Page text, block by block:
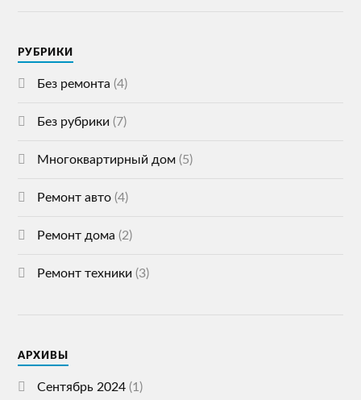
РУБРИКИ
Без ремонта (4)
Без рубрики (7)
Многоквартирный дом (5)
Ремонт авто (4)
Ремонт дома (2)
Ремонт техники (3)
АРХИВЫ
Сентябрь 2024 (1)